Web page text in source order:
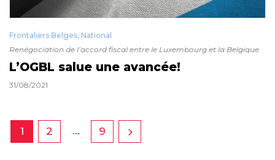
Frontaliers Belges, National
Renégociation de l’accord fiscal entre le Luxembourg et la Belgique
L’OGBL salue une avancée!
31/08/2021
1 2 … 9